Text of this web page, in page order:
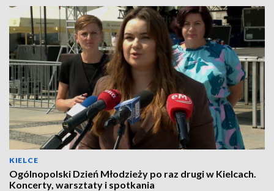
KIELCE
Ogólnopolski Dzień Młodzieży po raz drugi w Kielcach.
Koncerty, warsztaty i spotkania